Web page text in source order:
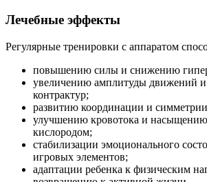
Лечебные эффекты
Регулярные тренировки с аппаратом
повышению силы и снижению
увеличению амплитуды движений
контрактур;
развитию координации и
улучшению кровотока и насыщению
кислородом;
стабилизации эмоционального
игровых элементов;
адаптации ребенка к физическим